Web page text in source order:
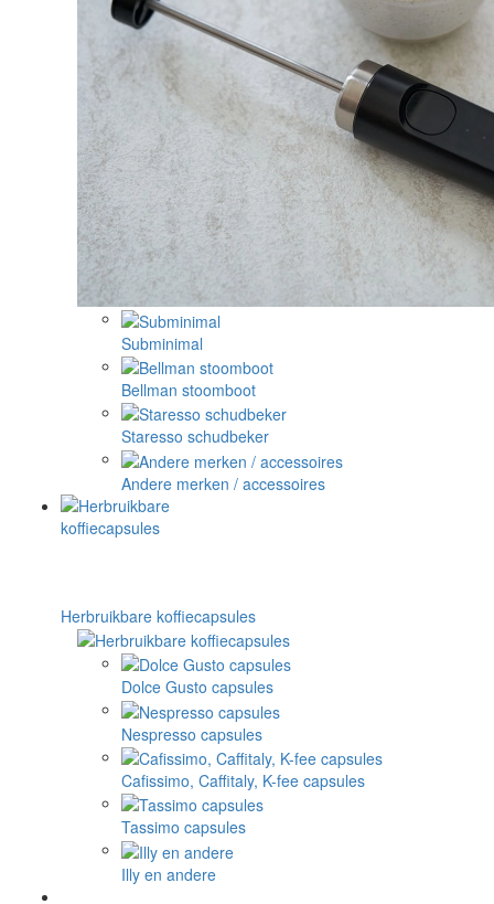
Subminimal
Bellman stoomboot
Staresso schudbeker
Andere merken / accessoires
Herbruikbare koffiecapsules
Dolce Gusto capsules
Nespresso capsules
Cafissimo, Caffitaly, K-fee capsules
Tassimo capsules
Illy en andere